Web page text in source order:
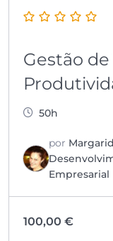
Gestão
50h
por
Empresarial
100,00 €